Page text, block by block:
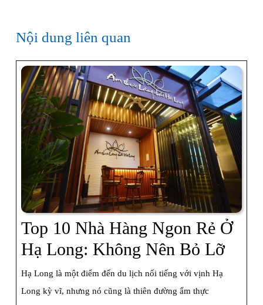
Nội dung liên quan
Top 10 Nhà Hàng Ngon Rẻ Ở
Hạ Long: Không Nên Bỏ LỡTop
Hạ Long là một điểm đến du lịch nổi tiếng với vịnh Hạ
Long kỳ vĩ, nhưng nó cũng là thiên đường ẩm thực